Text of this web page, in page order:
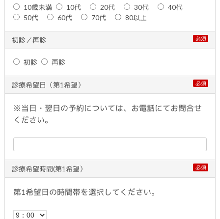
10歳未満 10代 20代 30代
40代
50代
60代 70代 80以上
初診／再診 必須
初診 再診
診療希望日（第1希望） 必須
※当日・翌日の予約については、お電話にてお問合せ
ください。
診療希望時間(第1希望） 必須
第1希望日の時間帯を選択してください。